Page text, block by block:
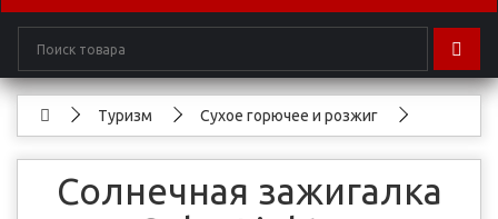
Туризм Сухое горючее и розжиг
Cолнечная зажигалка